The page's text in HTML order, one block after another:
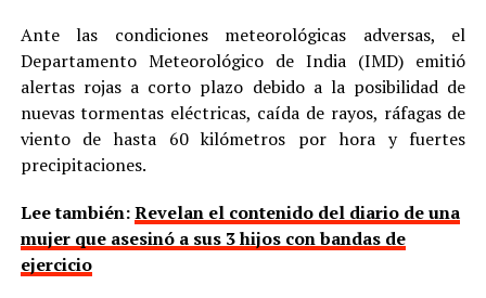
Ante las condiciones meteorológicas adversas, el
Departamento Meteorológico de India (IMD) emitió
alertas rojas a corto plazo debido a la posibilidad de
nuevas tormentas eléctricas, caída de rayos, ráfagas de
viento de hasta 60 kilómetros por hora y fuertes
precipitaciones.
Lee también:Revelan el contenido del diario de una
mujer que asesinó a sus 3 hijos con bandas de
ejercicio